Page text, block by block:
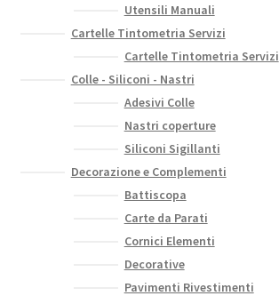
Utensili Manuali
Cartelle Tintometria Servizi
Cartelle Tintometria Servizi
Colle - Siliconi - Nastri
Adesivi Colle
Nastri coperture
Siliconi Sigillanti
Decorazione e Complementi
Battiscopa
Carte da Parati
Cornici Elementi
Decorative
Pavimenti Rivestimenti